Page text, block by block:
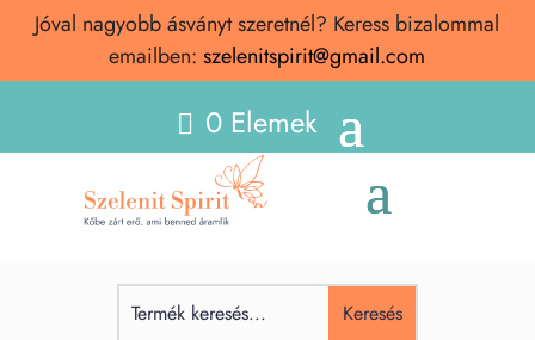
Jóval nagyobb ásványt szeretnél? Keress bizalommal
emailben: szelenitspirit@gmail.com
0 Elemek